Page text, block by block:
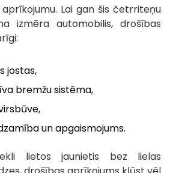
Lai gan šis četrriteņu
izmēra automobilis, drošības
jostas,
bremžu sistēma,
un apgaismojums.
lietos jaunietis bez lielas